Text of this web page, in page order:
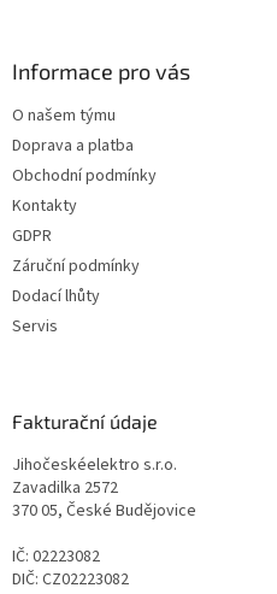
Informace pro vás
O našem týmu
Doprava a platba
Obchodní podmínky
Kontakty
GDPR
Záruční podmínky
Dodací lhůty
Servis
Fakturační údaje
Jihočeskéelektro s.r.o.
Zavadilka 2572
370 05, České Budějovice
IČ: 02223082
DIČ: CZ02223082